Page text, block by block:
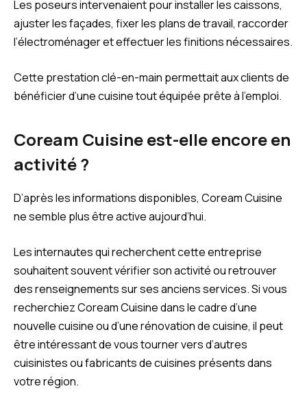
Les poseurs intervenaient pour installer les caissons,
ajuster les façades, fixer les plans de travail, raccorder
l’électroménager et effectuer les finitions nécessaires.
Cette prestation clé-en-main permettait aux clients de
bénéficier d’une cuisine tout équipée prête à l’emploi.
Coream Cuisine est-elle encore en
activité ?
D’après les informations disponibles, Coream Cuisine
ne semble plus être active aujourd’hui.
Les internautes qui recherchent cette entreprise
souhaitent souvent vérifier son activité ou retrouver
des renseignements sur ses anciens services. Si vous
recherchiez Coream Cuisine dans le cadre d’une
nouvelle cuisine ou d’une rénovation de cuisine, il peut
être intéressant de vous tourner vers d’autres
cuisinistes ou fabricants de cuisines présents dans
votre région.